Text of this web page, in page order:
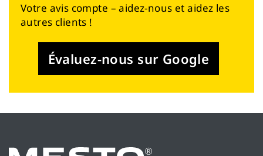
Votre avis compte – aidez-nous et aidez les
autres clients !
Évaluez-nous sur Google